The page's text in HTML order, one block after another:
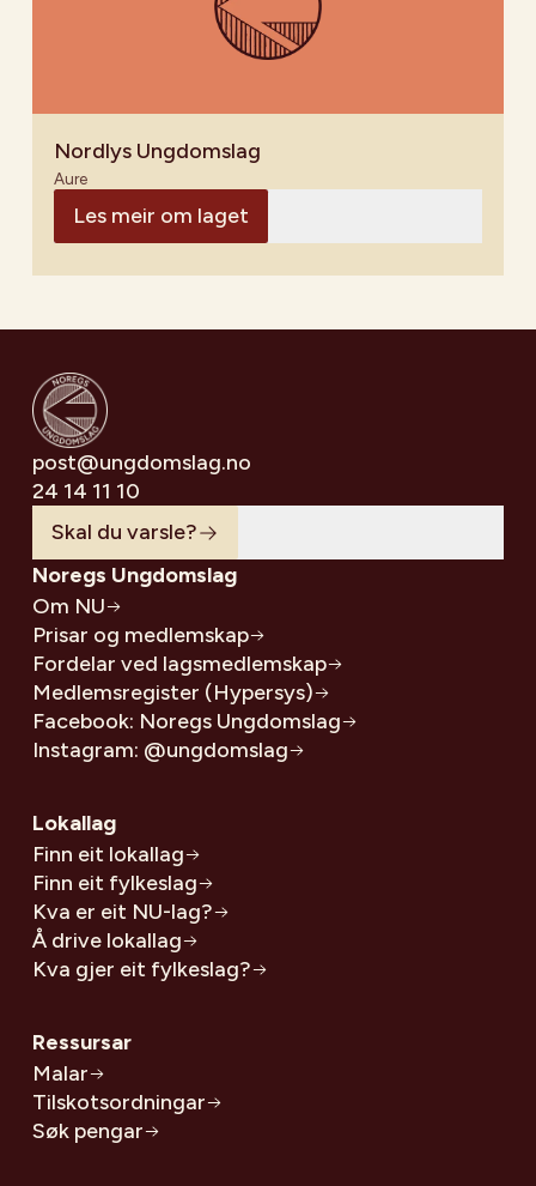
Nordlys Ungdomslag
Aure
Les meir om laget
post@ungdomslag.no
24 14 11 10
Skal du varsle?
Noregs Ungdomslag
Om NU
Prisar og medlemskap
Fordelar ved lagsmedlemskap
Medlemsregister (Hypersys)
Facebook: Noregs Ungdomslag
Instagram: @ungdomslag
Lokallag
Finn eit lokallag
Finn eit fylkeslag
Kva er eit NU-lag?
Å drive lokallag
Kva gjer eit fylkeslag?
Ressursar
Malar
Tilskotsordningar
Søk pengar